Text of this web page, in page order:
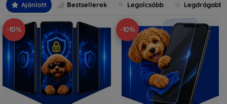
Ajánlott Bestsellerek Legolcsóbb Legdrágabb
-10% -10%